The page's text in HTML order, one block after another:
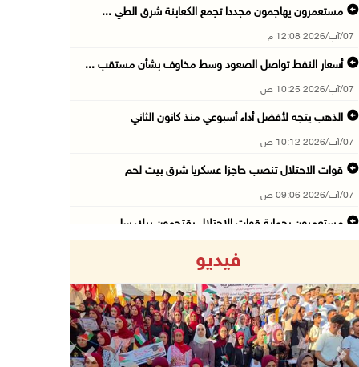
مستعمرون يهاجمون مجددا تجمع الكعابنة شرق الطي ...
07/آب/2026 12:08 م
أسعار النفط تواصل الصعود وسط مخاوف بشأن مستقب ...
07/آب/2026 10:25 ص
الذهب يتجه لأفضل أداء أسبوعي منذ كانون الثاني
07/آب/2026 10:12 ص
قوات الاحتلال تنصب حاجزا عسكريا شرق بيت لحم
07/آب/2026 09:06 ص
مستعمرون بحماية قوات الاحتلال يقتحمون برك سلي ...
07/آب/2026 08:24 ص
محافظة القدس: انسحاب قوات الاحتلال من مخيم قل ...
07/آب/2026 08:23 ص
فيديو
Previous Next